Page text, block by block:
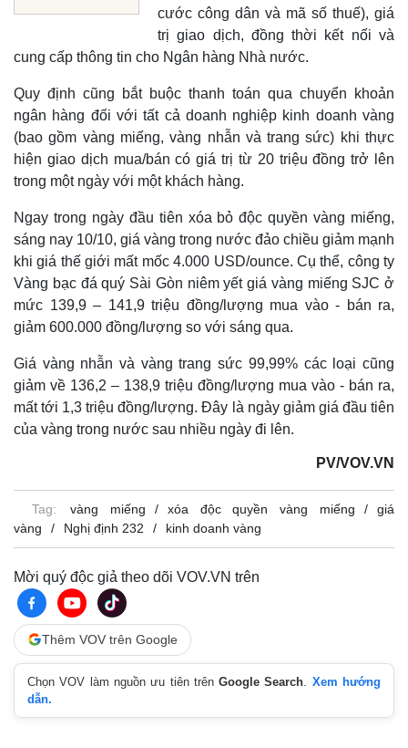
Vụ án
Tin nóng
Tư vấn luật
Quân sự - Quốc phòng
Vũ khí
Việt Nam
Phân tích
cước công dân và mã số thuế), giá
trị giao dịch, đồng thời kết nối và
cung cấp thông tin cho Ngân hàng Nhà nước.
Quy định cũng bắt buộc thanh toán qua chuyển khoản
ngân hàng đối với tất cả doanh nghiệp kinh doanh vàng
(bao gồm vàng miếng, vàng nhẫn và trang sức) khi thực
hiện giao dịch mua/bán có giá trị từ 20 triệu đồng trở lên
trong một ngày với một khách hàng.
Ngay trong ngày đầu tiên xóa bỏ độc quyền vàng miếng,
sáng nay 10/10, giá vàng trong nước đảo chiều giảm mạnh
khi giá thế giới mất mốc 4.000 USD/ounce. Cụ thể, công ty
Vàng bạc đá quý Sài Gòn niêm yết giá vàng miếng SJC ở
mức 139,9 – 141,9 triệu đồng/lượng mua vào - bán ra,
giảm 600.000 đồng/lượng so với sáng qua.
Giá vàng nhẫn và vàng trang sức 99,99% các loại cũng
giảm về 136,2 – 138,9 triệu đồng/lượng mua vào - bán ra,
mất tới 1,3 triệu đồng/lượng. Đây là ngày giảm giá đầu tiên
của vàng trong nước sau nhiều ngày đi lên.
PV/VOV.VN
Tag: vàng miếng xóa độc quyền vàng miếng
giá
vàng
Nghị định 232 kinh doanh vàng
Mời quý độc giả theo dõi VOV.VN trên
Thêm VOV trên Google
Chọn VOV làm nguồn ưu tiên trênGoogle Search
Xem hướng
dẫn.